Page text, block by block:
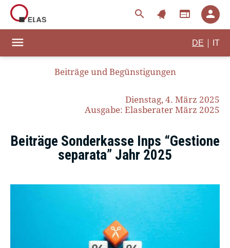
search notifications web person
menu DE IT
Beiträge und Begünstigungen
Dienstag, 4. März 2025
Ausgabe: Elasberater März 2025
Beiträge Sonderkasse Inps “Gestione
separata” Jahr 2025